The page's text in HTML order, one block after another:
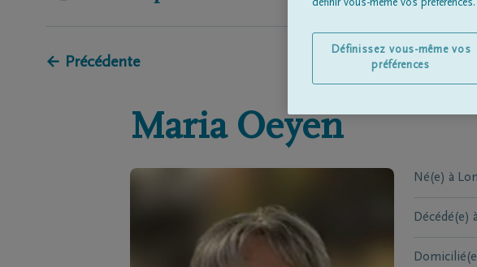
← Précédente
Maria Oeyen
Né(e) à
Décédé(e)
définir vous-même vos préférences.
Définissez vous-même vos
préférences